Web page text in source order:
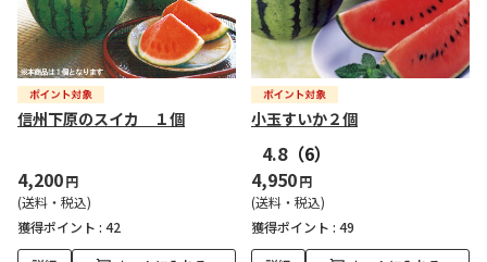
信州下原のスイカ １個
4,200円
(送料・税込)
獲得ポイント : 42
小玉すいか２個
4.8（6）
4,950円
(送料・税込)
獲得ポイント : 49